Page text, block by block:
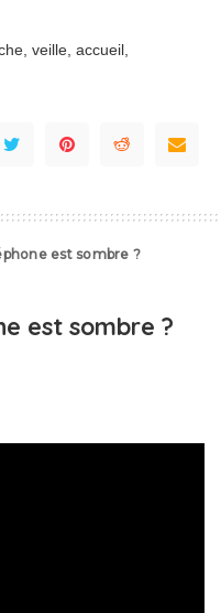
veille, accueil,
est sombre ?
est sombre ?